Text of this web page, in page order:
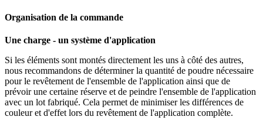
Organisation de la commande
Une charge - un système d'application
Si les éléments sont montés directement les uns à côté des autres,
nous recommandons de déterminer la quantité de poudre nécessaire
pour le revêtement de l'ensemble de l'application ainsi que de
prévoir une certaine réserve et de peindre l'ensemble de l'application
avec un lot fabriqué. Cela permet de minimiser les différences de
couleur et d'effet lors du revêtement de l'application complète.